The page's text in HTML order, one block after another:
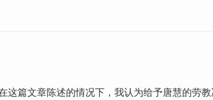
这篇文章陈述的情况下，我认为给予唐慧的劳教